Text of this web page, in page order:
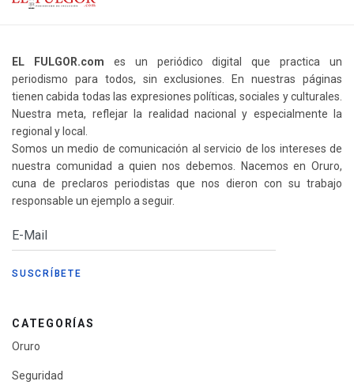
EL FULGOR.com es un periódico digital que practica un
periodismo para todos, sin exclusiones. En nuestras páginas
tienen cabida todas las expresiones políticas, sociales y culturales.
Nuestra meta, reflejar la realidad nacional y especialmente la
regional y local.
Somos un medio de comunicación al servicio de los intereses de
nuestra comunidad a quien nos debemos. Nacemos en Oruro,
cuna de preclaros periodistas que nos dieron con su trabajo
responsable un ejemplo a seguir.
CATEGORÍAS
Oruro
Seguridad